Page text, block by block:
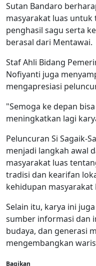
Sutan Bandaro
masyarakat luas
penghasil sagu serta
berasal dari Mentawai.
Staf Ahli Bidang
Nofiyanti juga
mengapresiasi
"Semoga ke depan
meningkatkan lagi
Peluncuran Si Sagaik-
menjadi langkah awal
masyarakat luas
tradisi dan kearifan
kehidupan masyarakat
Selain itu, karya ini
sumber informasi dan
budaya, dan generasi
mengembangkan
Bagikan